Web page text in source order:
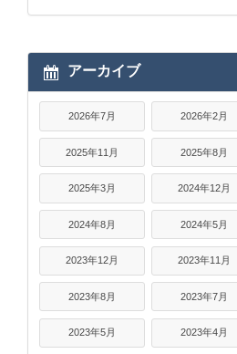
アーカイブ
2026年7月 2026年2月
2025年11月 2025年8月
2025年3月 2024年12月
2024年8月 2024年5月
2023年12月 2023年11月
2023年8月 2023年7月
2023年5月 2023年4月